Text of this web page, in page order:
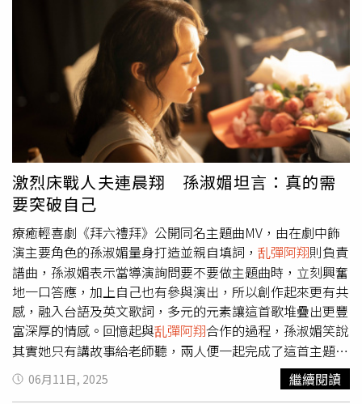
牛奶，在耳邊說：「你沒得獎。」讓全場粉絲笑翻。五月天
演唱會讓歌迷嗨翻。（圖／相信音樂提供）坤達特別在台上
感謝五月天，表示：「此時此刻的意義更不一樣，很榮幸拿
了這份獎，再站上五月天舞台，當初也是在世運站上五月天
的舞台，謝謝五月天。」阿弟也說如果沒有五月天，他們就
沒有機會入圍金曲獎，直呼：「請接受小弟一拜。」阿信則
笑說：「阿弟說得太好了，獎金分我們一半！」阿弟則說沒
想到經過21年還能入圍甚至上台，希望以Energy的經歷鼓
勵所有人，只要一直堅持下去，機會絕對不會流逝，並說很
想大喊一個字，接著用台語喊出「爽啦」，被旁邊的人吐
槽：「爽啦是兩個字。」Toro昨天在金曲舞台上引用了
阿翔當年的名言「樂團的時代來臨了」，改為「唱跳的時代
來臨了」，讓五月天笑回：「我們已經開始練跳舞了，你們
完蛋了。」對於Energy重新復出並獲得金曲獎，阿信覺得
相當有感，並說：「我現在看他們五個人的側臉真的很感
動，我看過他們20幾歲的樣子 ，經歷風風雨雨，真的很感
動。」而五月天也與Energy一起合唱〈星期五晚上〉以及
〈任性〉，讓現場氣氛嗨到最高點。
激烈床戰人夫連晨翔 孫淑媚坦言：真的需
要突破自己
療癒輕喜劇《拜六禮拜》公開同名主題曲MV，由在劇中飾
演主要角色的孫淑媚量身打造並親自填詞， 乱彈阿翔則負責
譜曲，孫淑媚表示當導演詢問要不要做主題曲時，立刻興奮
地一口答應，加上自己也有參與演出，所以創作起來更有共
感，融入台語及英文歌詞，多元的元素讓這首歌堆疊出更豐
富深厚的情感。回憶起與乱彈阿翔合作的過程，孫淑媚笑說
其實她只有講故事給老師聽，兩人便一起完成了這首主題
曲，因為已經不是第一次合作，在創作上很有默契。而這首
歌完整呈現出劇中三位女主角的心境，尤其當愛情來臨時，
06月11日, 2025 繼續閱讀